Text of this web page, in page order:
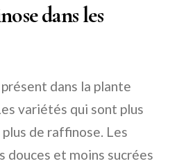
dans les
dans la plante
variétés qui sont plus
de raffinose. Les
douces et moins sucrées